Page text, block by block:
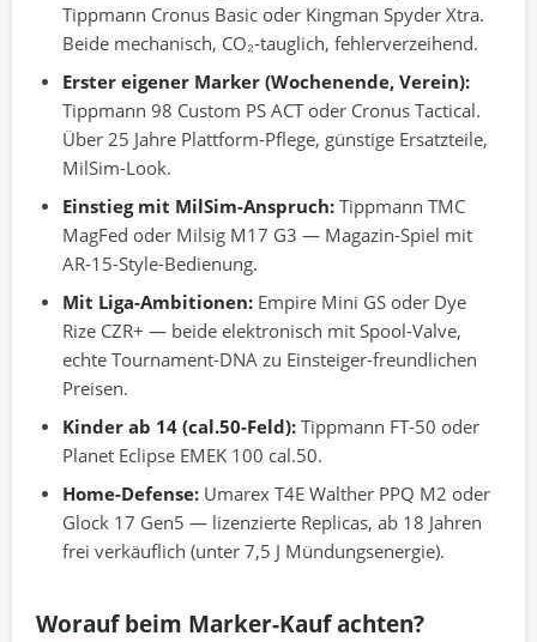
Tippmann Cronus Basic oder Kingman Spyder Xtra.
Beide mechanisch, CO₂-tauglich, fehlerverzeihend.
Erster eigener Marker (Wochenende, Verein):
Tippmann 98 Custom PS ACT oder Cronus Tactical.
Über 25 Jahre Plattform-Pflege, günstige Ersatzteile,
MilSim-Look.
Einstieg mit MilSim-Anspruch: Tippmann TMC
MagFed oder Milsig M17 G3 — Magazin-Spiel mit
AR-15-Style-Bedienung.
Mit Liga-Ambitionen: Empire Mini GS oder Dye
Rize CZR+ — beide elektronisch mit Spool-Valve,
echte Tournament-DNA zu Einsteiger-freundlichen
Preisen.
Kinder ab 14 (cal.50-Feld): Tippmann FT-50 oder
Planet Eclipse EMEK 100 cal.50.
Home-Defense: Umarex T4E Walther PPQ M2 oder
Glock 17 Gen5 — lizenzierte Replicas, ab 18 Jahren
frei verkäuflich (unter 7,5 J Mündungsenergie).
Worauf beim Marker-Kauf achten?